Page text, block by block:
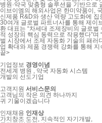
병원·약국 맞춤형 솔루션을 기반으로
이브이엠의 해외사업은 한미약품이,
신제품 R&D와 생산 역량 고도화에
30여개 글로벌 파트너사를 통해 제
환 대표는 “차세대 조제장비의 글로
적 성장의 핵심 동력으로 작용했다”
벌 시장에서 조제 자동화 기술의 패러
업 확대와 제품 경쟁력 강화를 통해
끝>
기업정보 경영이념
전세계 병원 , 약국 자동화 시스템
개발의 선도기업
고객지원 서비스문의
고객님의 작은 의견 하나까지
귀 기울이겠습니다
인재채용 인재상
가치창조 도전, 지속적인 자기개발,